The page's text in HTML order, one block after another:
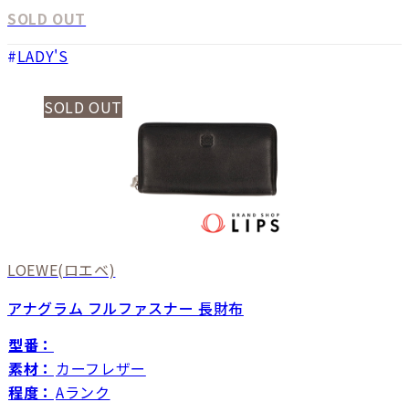
SOLD OUT
LADY'S
SOLD OUT
LOEWE(ロエベ)
アナグラム フルファスナー 長財布
型番：
素材： カーフレザー
程度： Aランク